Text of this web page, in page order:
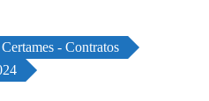
Certames - Contratos